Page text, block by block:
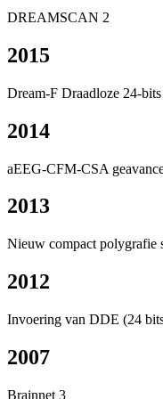
DREAMSCAN 2
2015
Dream-F Draadloze 24-
2014
aEEG-CFM-CSA
2013
Nieuw compact
2012
Invoering van DDE (24
2007
Brainnet 3